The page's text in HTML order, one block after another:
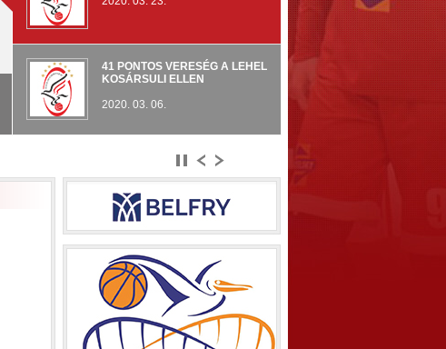
41 PONTOS VERESÉG A LEHEL KOSÁRSULI ELLEN
41 PONTOS VERESÉG A LEHEL
KOSÁRSULI ELLEN
2020. 03. 06.